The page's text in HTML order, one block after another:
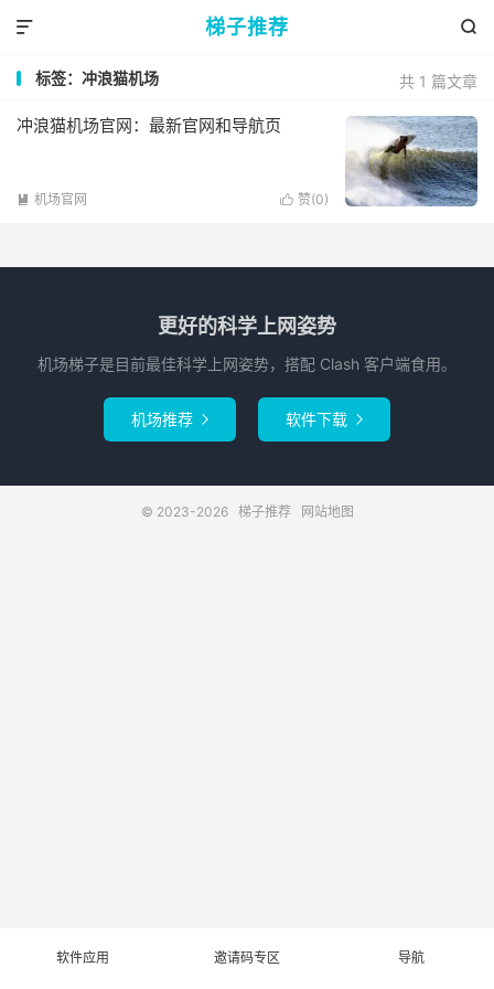
梯子推荐 

共 1 篇文章
标签：冲浪猫机场
冲浪猫机场官网：最新官网和导航页
 赞(0)
 机场官网
更好的科学上网姿势
机场梯子是目前最佳科学上网姿势，搭配 Clash 客户端食用。
机场推荐  软件下载 
© 2023-2026 梯子推荐 网站地图
软件应用 邀请码专区 导航